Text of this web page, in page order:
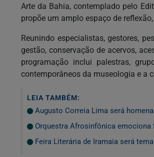
Arte da Bahia, contemplado pelo
propõe um amplo espaço de
Reunindo especialistas, gestores,
gestão, conservação de acervos,
programação inclui palestras,
contemporâneos da museologia e a
LEIA TAMBÉM:
Augusto Correia Lima será
Orquestra Afrosinfônica emociona
Feira Literária de Iramaia será